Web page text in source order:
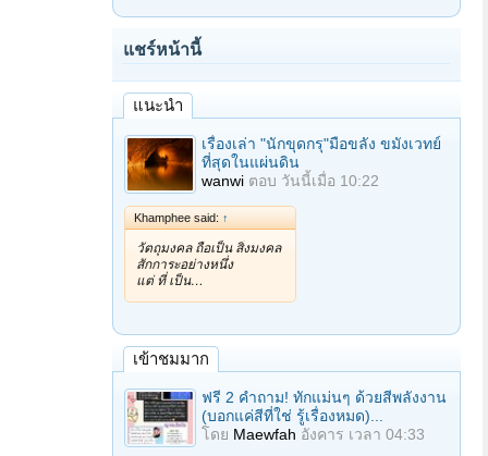
แชร์หน้านี้
แนะนำ
เรื่องเล่า "นักขุดกรุ"มือขลัง ขมังเวทย์
ที่สุดในแผ่นดิน
wanwi ตอบ วันนี้เมื่อ 10:22
Khamphee said: ↑
วัตถุมงคล ถือเป็น สิ่งมงคล
สักการะอย่างหนึ่ง
แต่ ที่ เป็น…
เข้าชมมาก
ฟรี 2 คำถาม! ทักแม่นๆ ด้วยสีพลังงาน
(บอกแค่สีที่ใช่ รู้เรื่องหมด)...
โดย Maewfah อังคาร เวลา 04:33